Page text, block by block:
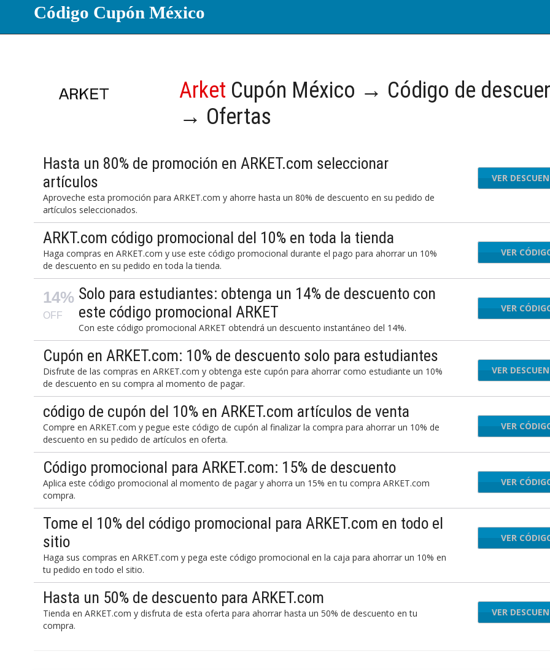
Código Cupón México
Arket Cupón México → Código de
→ Ofertas
Hasta un 80% de promoción en ARKET.com seleccionar
artículos
Aproveche esta promoción para ARKET.com y ahorre hasta un 80% de descuento en su pedido de
artículos seleccionados.
VER
ARKT.com código promocional del 10% en toda la tienda
Haga compras en ARKET.com y use este código promocional durante el pago para ahorrar un 10%
de descuento en su pedido en toda la tienda.
9L-
VER
14%
OFF
Solo para estudiantes: obtenga un 14% de descuento con
este código promocional ARKET
Con este código promocional ARKET obtendrá un descuento instantáneo del 14%.
VER
Cupón en ARKET.com: 10% de descuento solo para estudiantes
Disfrute de las compras en ARKET.com y obtenga este cupón para ahorrar como estudiante un 10%
de descuento en su compra al momento de pagar.
VER
código de cupón del 10% en ARKET.com artículos de venta
Compre en ARKET.com y pegue este código de cupón al finalizar la compra para ahorrar un 10% de
descuento en su pedido de artículos en oferta.
VER
Código promocional para ARKET.com: 15% de descuento
Aplica este código promocional al momento de pagar y ahorra un 15% en tu compra ARKET.com
compra.
VER
Tome el 10% del código promocional para ARKET.com en todo el
sitio
Haga sus compras en ARKET.com y pega este código promocional en la caja para ahorrar un 10% en
tu pedido en todo el sitio.
VER
Hasta un 50% de descuento para ARKET.com
Tienda en ARKET.com y disfruta de esta oferta para ahorrar hasta un 50% de descuento en tu
compra.
VER